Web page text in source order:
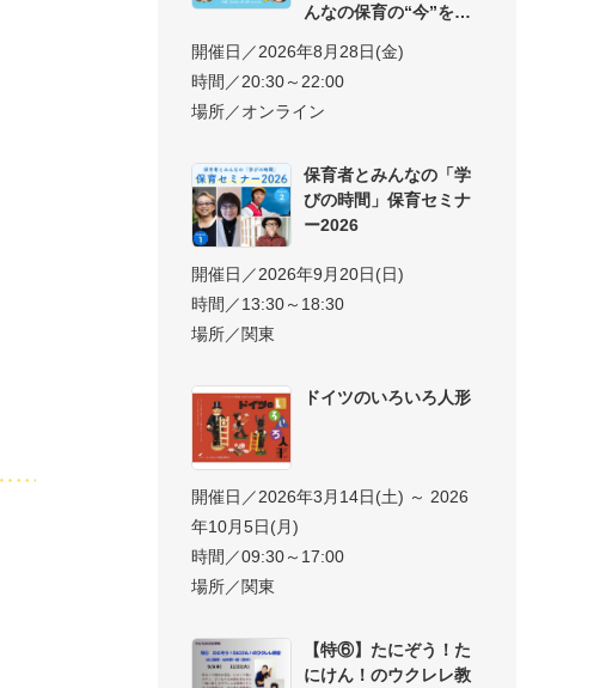
んなの保育の“今”を交
開催日／2026年8月28日(金)
時間／20:30～22:00
場所／オンライン
保育者とみんなの「学
びの時間」保育セミナ
ー2026
開催日／2026年9月20日(日)
時間／13:30～18:30
場所／関東
ドイツのいろいろ人形
開催日／2026年3月14日(土) ～ 2026
年10月5日(月)
時間／09:30～17:00
場所／関東
【特⑥】たにぞう！た
にけん！のウクレレ教